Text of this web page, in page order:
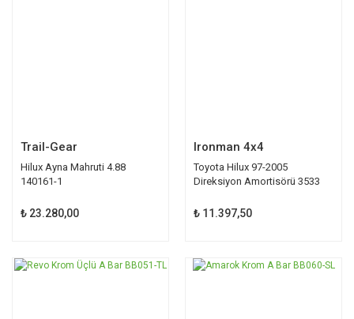
Trail-Gear
Hilux Ayna Mahruti 4.88
140161-1
₺ 23.280,00
Ironman 4x4
Toyota Hilux 97-2005
Direksiyon Amortisörü 3533
₺ 11.397,50